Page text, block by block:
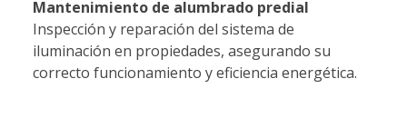
Mantenimiento de alumbrado predial
Inspección y reparación del sistema de
iluminación en propiedades, asegurando su
correcto funcionamiento y eficiencia energética.